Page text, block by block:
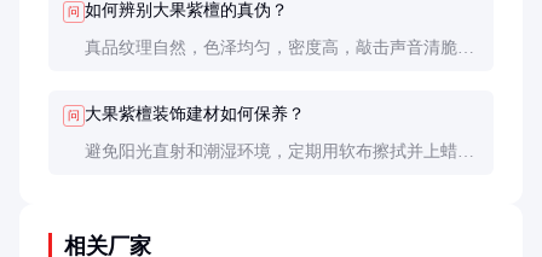
问 如何辨别大果紫檀的真伪？
真品纹理自然，色泽均匀，密度高，敲击声音清脆。
问 大果紫檀装饰建材如何保养？
避免阳光直射和潮湿环境，定期用软布擦拭并上蜡保
相关厂家